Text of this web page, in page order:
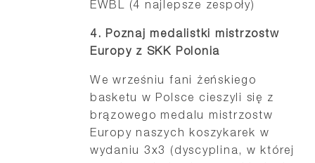
EWBL (4 najlepsze zespoły)
4. Poznaj medalistki mistrzostw
Europy z SKK Polonia
We wrześniu fani żeńskiego
basketu w Polsce cieszyli się z
brązowego medalu mistrzostw
Europy naszych koszykarek w
wydaniu 3x3 (dyscyplina, w której